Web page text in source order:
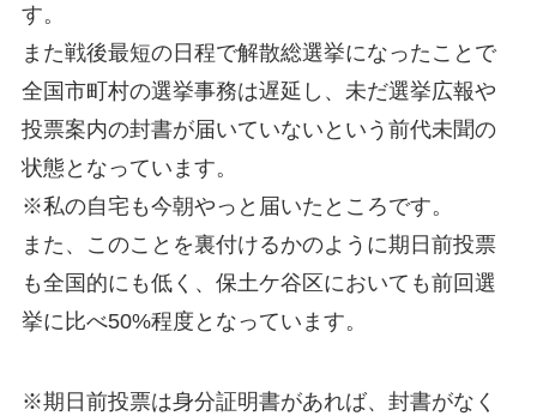
す。
また戦後最短の日程で解散総選挙になったことで
全国市町村の選挙事務は遅延し、未だ選挙広報や
投票案内の封書が届いていないという前代未聞の
状態となっています。
※私の自宅も今朝やっと届いたところです。
また、このことを裏付けるかのように期日前投票
も全国的にも低く、保土ケ谷区においても前回選
挙に比べ50%程度となっています。
※期日前投票は身分証明書があれば、封書がなく